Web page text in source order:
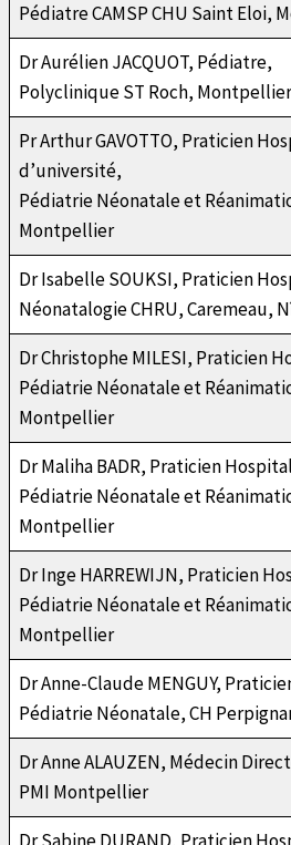
Pédiatre CAMSP CHU Saint Eloi,
Dr Aurélien JACQUOT, Pédiatre,
Polyclinique ST Roch, Montpellier
Pr Arthur GAVOTTO, Praticien
d’université,
Pédiatrie Néonatale et
Montpellier
Dr Isabelle SOUKSI, Praticien
Néonatalogie CHRU, Caremeau,
Dr Christophe MILESI, Praticien
Pédiatrie Néonatale et
Montpellier
Dr Maliha BADR, Praticien
Pédiatrie Néonatale et
Montpellier
Dr Inge HARREWIJN, Praticien
Pédiatrie Néonatale et
Montpellier
Dr Anne-Claude MENGUY,
Pédiatrie Néonatale, CH
Dr Anne ALAUZEN, Médecin
PMI Montpellier